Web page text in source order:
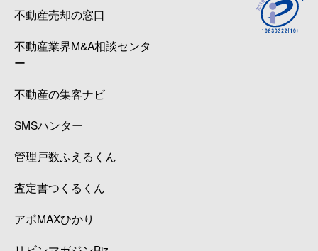
不動産売却の窓口
不動産業界M&A相談センタ
ー
不動産の集客ナビ
SMSハンター
管理戸数ふえるくん
査定書つくるくん
アポMAXひかり